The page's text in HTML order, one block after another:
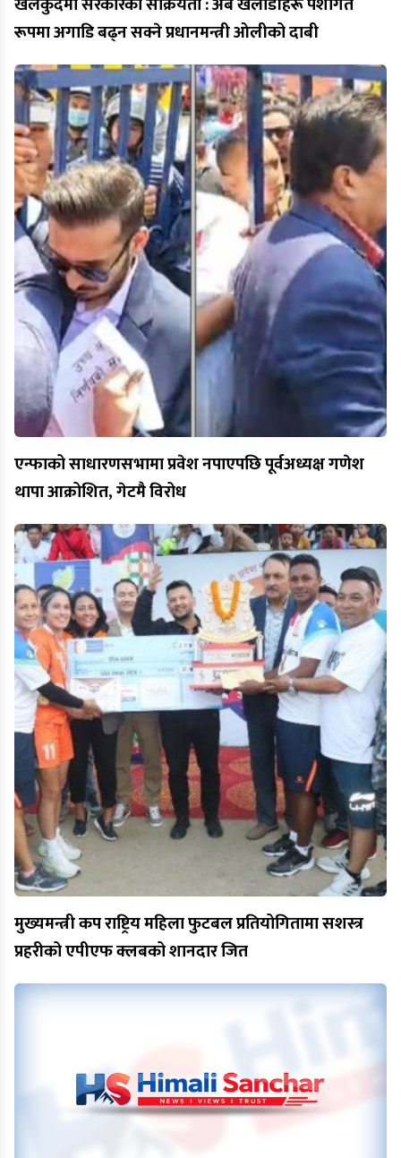
रूपमा अगाडि बढ्न सक्ने प्रधानमन्त्री ओलीको दाबी
एन्फाको साधारणसभामा प्रवेश नपाएपछि पूर्वअध्यक्ष गणेश
थापा आक्रोशित, गेटमै विरोध
मुख्यमन्त्री कप राष्ट्रिय महिला फुटबल प्रतियोगितामा सशस्त्र
प्रहरीको एपीएफ क्लबको शानदार जित